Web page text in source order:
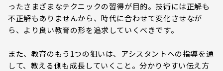
ったさまざまなテクニックの習得が目的。技術には正解も
不正解もありませんから、時代に合わせて変化させなが
ら、より良い教育の形を追求していくべきです。
また、教育のもう1つの狙いは、アシスタントへの指導を通
して、教える側も成長していくこと。分かりやすい伝え方